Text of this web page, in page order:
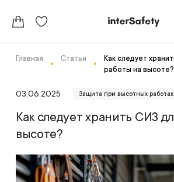
Главная Статьи
Как следует
работы на высоте?
03.06.2025 Защита при высотных работах
Как следует хранить СИЗ
высоте?